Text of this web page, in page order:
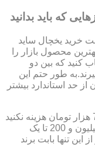
که باید بدانید
خرید یخچال ساید
محصول بازار را
کنید که بین دو
می گیرند.به طور حتم این
حد استاندارد بیشتر
برای خرید اجاق گازهای داخلی بیشتر از 750 هزار تومان هزینه نکنید
اما مدل های وارداتی به درد بخور را از یک میلیون و 200 تا یک
از این تنها بابت برند